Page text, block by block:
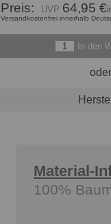
Preis: 64,95 €
Versandkostenfrei innerhalb
In den
oder
Material-
100%